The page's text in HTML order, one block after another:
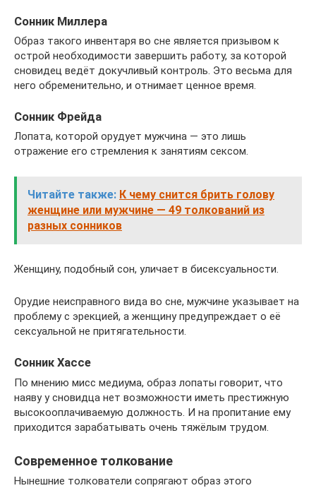
Сонник Миллера
Образ такого инвентаря во сне является призывом к
острой необходимости завершить работу, за которой
сновидец ведёт докучливый контроль. Это весьма для
него обременительно, и отнимает ценное время.
Сонник Фрейда
Лопата, которой орудует мужчина — это лишь
отражение его стремления к занятиям сексом.
Читайте также: К чему снится брить голову
женщине или мужчине — 49 толкований из
разных сонников
Женщину, подобный сон, уличает в бисексуальности.
Орудие неисправного вида во сне, мужчине указывает на
проблему с эрекцией, а женщину предупреждает о её
сексуальной не притягательности.
Сонник Хассе
По мнению мисс медиума, образ лопаты говорит, что
наяву у сновидца нет возможности иметь престижную
высокооплачиваемую должность. И на пропитание ему
приходится зарабатывать очень тяжёлым трудом.
Современное толкование
Нынешние толкователи сопрягают образ этого